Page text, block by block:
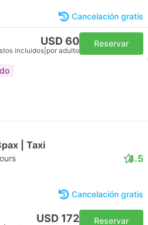
Cancelación gratis
USD 60
incluidos por adulto
Reservar
| Taxi
4.5
Cancelación gratis
USD 172 Reservar